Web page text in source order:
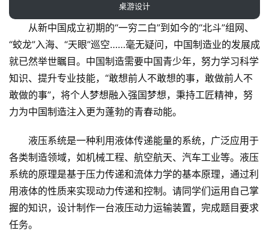
桌游设计
从新中国成立初期的“一穷二白”到如今的“北斗”组网、
“蛟龙”入海、“天眼”巡空……毫无疑问，中国制造业的发展成
就已然举世瞩目。中国制造需要中国青少年，努力学习科学
知识、提升专业技能，“敢想前人不敢想的事，敢做前人不
敢做的事”，将个人梦想融入强国梦想，秉持工匠精神，努
力为中国制造注入更为蓬勃的青春动能。
液压系统是一种利用液体传递能量的系统，广泛应用于
各类制造领域，如机械工程、航空航天、汽车工业等。液压
系统的原理是基于压力传递和流体力学的基本原理，通过利
用液体的性质来实现动力传递和控制。请同学们运用自己掌
握的知识，设计制作一台液压动力运输装置，完成题目要求
任务。